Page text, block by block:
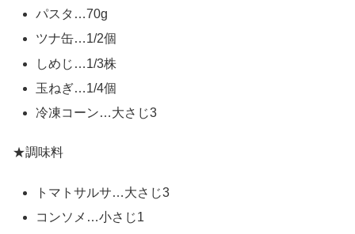
パスタ…70g
ツナ缶…1/2個
しめじ…1/3株
玉ねぎ…1/4個
冷凍コーン…大さじ3
★調味料
トマトサルサ…大さじ3
コンソメ…小さじ1